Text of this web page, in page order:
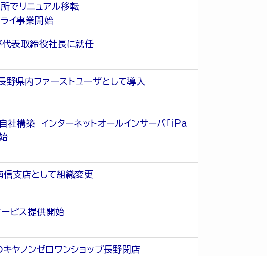
でリニュアル移転
イ事業開始
表取締役社長に就任
県内ファーストユーザとして導入
構築 インターネットオールインサーバ「iPa
支店として組織変更
ビス提供開始
ノンゼロワンショップ長野閉店